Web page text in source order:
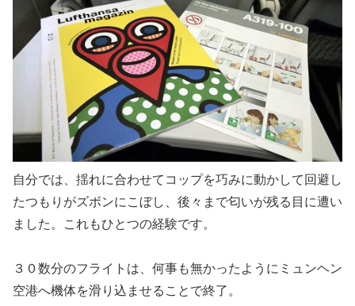
自分では、揺れに合わせてコップを巧みに動かして回避し
たつもりがズボンにこぼし、後々まで匂いが残る目に遭い
ました。これもひとつの経験です。
３０数分のフライトは、何事も無かったようにミュンヘン
空港へ機体を滑り込ませることで終了。